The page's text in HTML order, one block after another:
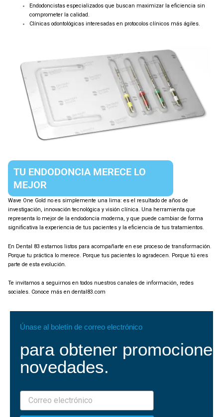
Endodoncistas especializados que buscan maximizar la eficiencia sin
comprometer la calidad.
Clínicas odontológicas interesadas en protocolos clínicos más ágiles.
TU ENDODONCIA MERECE LO
MEJOR
Wave One Gold no es simplemente una lima: es el resultado de años de
investigación, innovación tecnológica y visión clínica. Una herramienta que
representa lo mejor de la endodoncia moderna, y que puede cambiar de forma
significativa la experiencia de tus pacientes y la eficiencia de tus tratamientos.
En Dental 83 estamos listos para acompañarte en ese proceso de transformación.
Porque tu práctica lo merece. Porque tus pacientes lo agradecen. Porque tú eres
parte de esta evolución.
Te invitamos a seguirnos en todos nuestros canales de información, redes
sociales. Conoce más en dental83.com
Únase al boletín de correo electrónico
para obtener
novedades.